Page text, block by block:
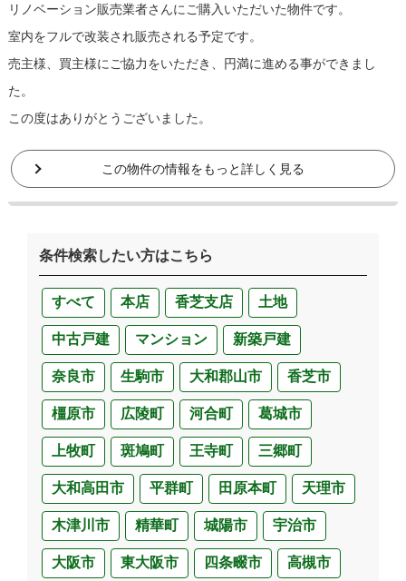
リノベーション販売業者さんにご購入いただいた物件です。
室内をフルで改装され販売される予定です。
売主様、買主様にご協力をいただき、円満に進める事ができまし
た。
この度はありがとうございました。
この物件の情報をもっと詳しく見る
条件検索したい方はこちら
すべて 本店 香芝支店 土地
中古戸建 マンション 新築戸建
奈良市 生駒市 大和郡山市 香芝市
橿原市 広陵町 河合町 葛城市
上牧町 斑鳩町 王寺町 三郷町
大和高田市 平群町 田原本町 天理市
木津川市 精華町 城陽市 宇治市
大阪市 東大阪市 四条畷市 高槻市